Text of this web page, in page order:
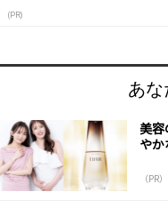
(PR)
あな
美容
や
（PR）